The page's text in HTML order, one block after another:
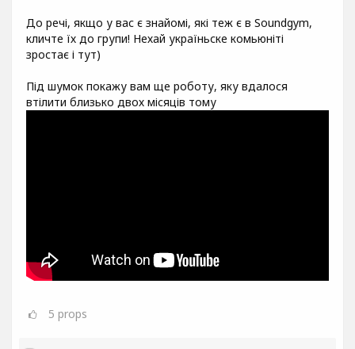
До речі, якщо у вас є знайомі, які теж є в Soundgym,
кличте їх до групи! Нехай україньске комьюніті
зростає і тут)
Під шумок покажу вам ще роботу, яку вдалося
втілити близько двох місяців тому
5 props